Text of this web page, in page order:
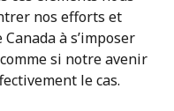
nos efforts et
à s’imposer
si notre avenir
le cas.